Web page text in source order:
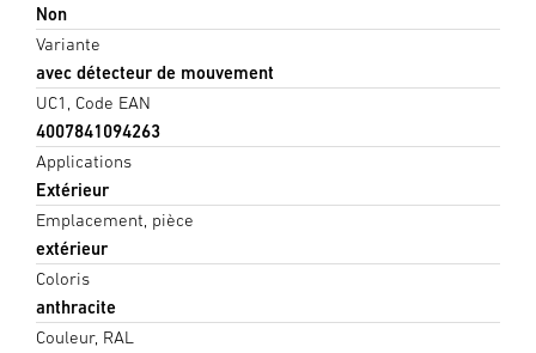
Non
Variante
avec détecteur de mouvement
UC1, Code EAN
4007841094263
Applications
Extérieur
Emplacement, pièce
extérieur
Coloris
anthracite
Couleur, RAL